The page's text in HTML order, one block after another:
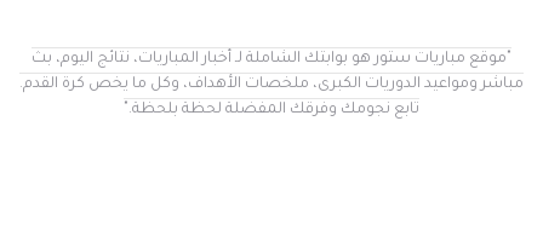
"موقع مباريات ستور هو بوابتك الشاملة لـ أخبار المباريات، نتائج اليوم، بث
مباشر ومواعيد الدوريات الكبرى، ملخصات الأهداف، وكل ما يخص كرة القدم.
تابع نجومك وفرقك المفضلة لحظة بلحظة."